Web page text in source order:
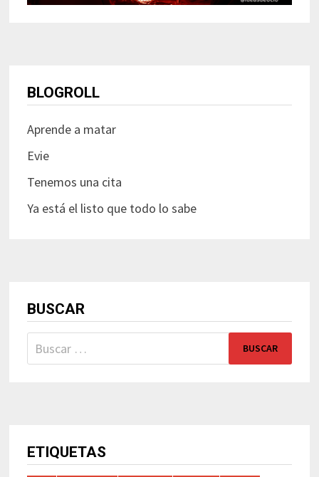
BLOGROLL
Aprende a matar
Evie
Tenemos una cita
Ya está el listo que todo lo sabe
BUSCAR
Buscar:
ETIQUETAS